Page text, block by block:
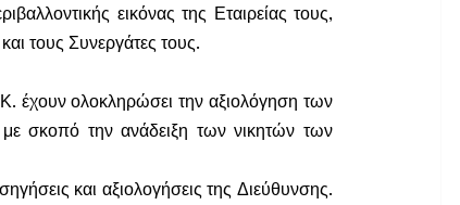
εικόνας της Εταιρείας τους,
τους Συνεργάτες τους.
έχουν ολοκληρώσει την αξιολόγηση των
σκοπό την ανάδειξη των νικητών των
και αξιολογήσεις της Διεύθυνσης.